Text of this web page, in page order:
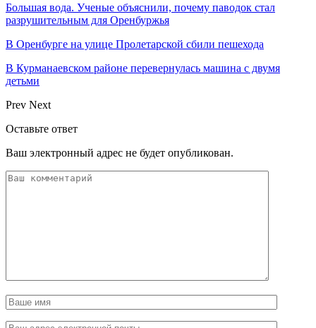
Большая вода. Ученые объяснили, почему паводок стал
разрушительным для Оренбуржья
В Оренбурге на улице Пролетарской сбили пешехода
В Курманаевском районе перевернулась машина с двумя
детьми
Prev Next
Оставьте ответ
Ваш электронный адрес не будет опубликован.